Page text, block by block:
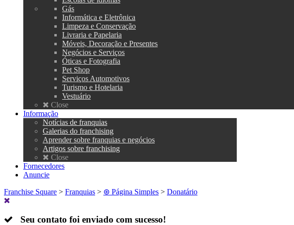
Gás
Informática e Eletrônica
Limpeza e Conservação
Livraria e Papelaria
Móveis, Decoração e Presentes
Negócios e Serviços
Óticas e Fotografia
Pet Shop
Serviços Automotivos
Turismo e Hotelaria
Vestuário
Close
Informação
Notícias de franquias
Galerias do franchising
Aprender sobre franquias e negócios
Artigos sobre franchising
Close
Fornecedores
Anuncie
Franchise Square > Franquias > ⊛ Página Simples > Donatário
Seu contato foi enviado com sucesso!